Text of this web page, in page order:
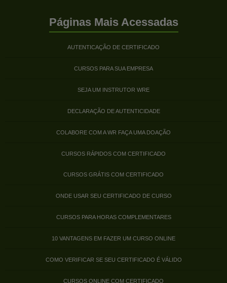
Páginas Mais Acessadas
AUTENTICAÇÃO DE CERTIFICADO
CURSOS PARA SUA EMPRESA
SEJA UM INSTRUTOR WRE
DECLARAÇÃO DE AUTENTICIDADE
COLABORE COM A WR FAÇA UMA DOAÇÃO
CURSOS RÁPIDOS COM CERTIFICADO
CURSOS GRÁTIS COM CERTIFICADO
ONDE USAR SEU CERTIFICADO DE CURSO
CURSOS PARA HORAS COMPLEMENTARES
10 VANTAGENS EM FAZER UM CURSO ONLINE
COMO VERIFICAR SE SEU CERTIFICADO É VÁLIDO
CURSOS ONLINE COM CERTIFICADO